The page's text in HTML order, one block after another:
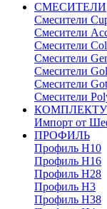
СМЕСИТЕЛИ
Cмесители
Смесители
Смесители
Смесители
Смесители
Смесители
Смесители
Импорт от
ПРОФИЛЬ
Профиль H10
Профиль H16
Профиль H28
Профиль H3
Профиль H38